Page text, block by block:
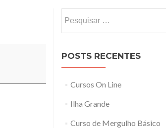
por:
POSTS RECENTES
Cursos On Line
Ilha Grande
Curso de Mergulho Básico